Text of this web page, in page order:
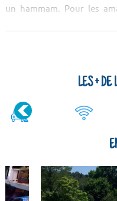
un hammam. Pour les
vous vous régalerez à
LES + DE